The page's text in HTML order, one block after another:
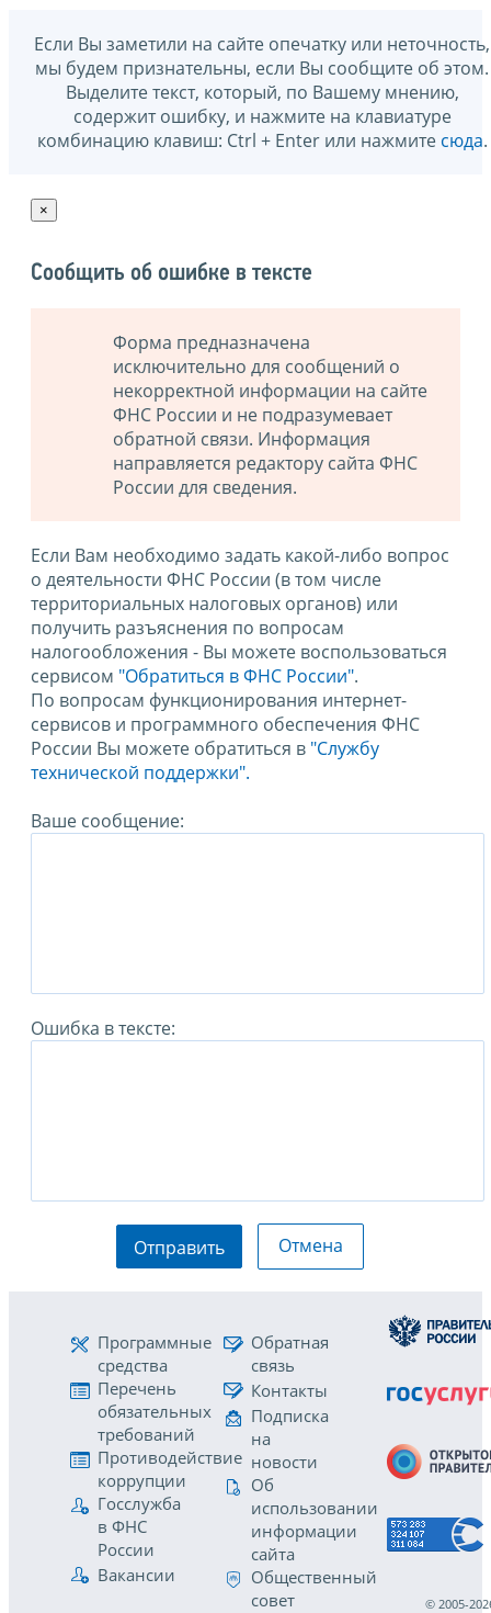
Если Вы заметили на сайте опечатку или неточность,
мы будем признательны, если Вы сообщите об этом.
Выделите текст, который, по Вашему мнению,
содержит ошибку, и нажмите на клавиатуре
комбинацию клавиш: Ctrl + Enter или нажмите сюда.
×
Сообщить об ошибке в тексте
Форма предназначена
исключительно для сообщений о
некорректной информации на сайте
ФНС России и не подразумевает
обратной связи. Информация
направляется редактору сайта ФНС
России для сведения.
Если Вам необходимо задать какой-либо вопрос
о деятельности ФНС России (в том числе
территориальных налоговых органов) или
получить разъяснения по вопросам
налогообложения - Вы можете воспользоваться
сервисом "Обратиться в ФНС России".
По вопросам функционирования интернет-
сервисов и программного обеспечения ФНС
России Вы можете обратиться в "Службу
технической поддержки".
Ваше сообщение:
Ошибка в тексте:
Отправить Отмена
Программные
средства
Перечень
обязательных
требований
Противодействие
коррупции
Госслужба
в ФНС
России
Вакансии
Обратная
связь
Контакты
Подписка
на
новости
Об
использовании
информации
сайта
Общественный
совет
© 2005-